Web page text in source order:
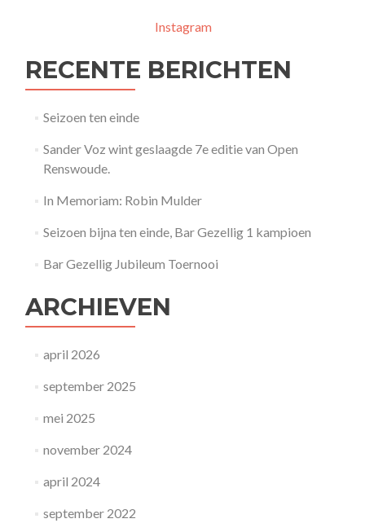
Instagram
RECENTE BERICHTEN
Seizoen ten einde
Sander Voz wint geslaagde 7e editie van Open
Renswoude.
In Memoriam: Robin Mulder
Seizoen bijna ten einde, Bar Gezellig 1 kampioen
Bar Gezellig Jubileum Toernooi
ARCHIEVEN
april 2026
september 2025
mei 2025
november 2024
april 2024
september 2022